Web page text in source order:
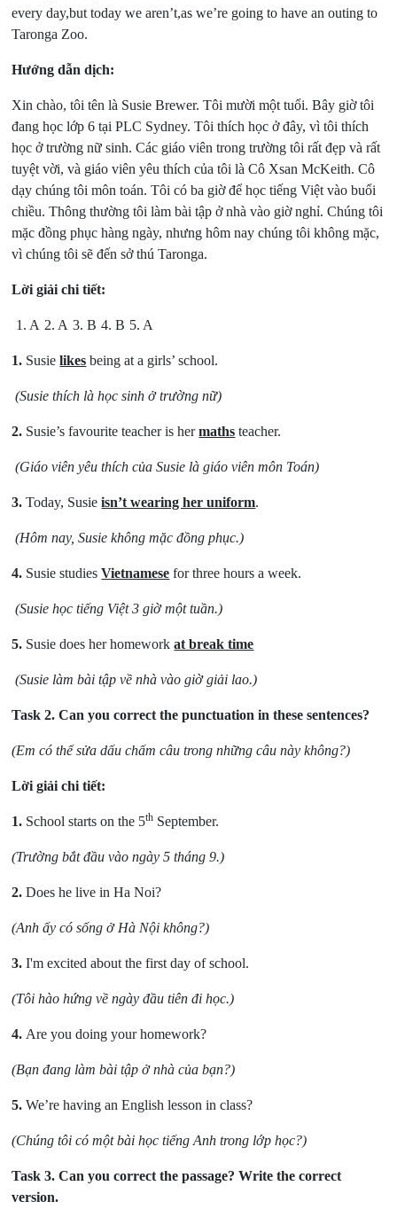
every day,but today we aren’t,as we’re going to have an outing to
Taronga Zoo.
Hướng dẫn dịch:
Xin chào, tôi tên là Susie Brewer. Tôi mười một tuổi. Bây giờ tôi
đang học lớp 6 tại PLC Sydney. Tôi thích học ở đây, vì tôi thích
học ở trường nữ sinh. Các giáo viên trong trường tôi rất đẹp và rất
tuyệt vời, và giáo viên yêu thích của tôi là Cô Xsan McKeith. Cô
dạy chúng tôi môn toán. Tôi có ba giờ để học tiếng Việt vào buổi
chiều. Thông thường tôi làm bài tập ở nhà vào giờ nghỉ. Chúng tôi
mặc đồng phục hàng ngày, nhưng hôm nay chúng tôi không mặc,
vì chúng tôi sẽ đến sở thú Taronga.
Lời giải chi tiết:
1. A 2. A 3. B 4. B 5. A
1. Susielikes being at a girls’ school.
(Susie thích là học sinh ở trường nữ)
2. Susie’s favourite teacher is hermaths teacher.
(Giáo viên yêu thích của Susie là giáo viên môn Toán)
3. Today, Susieisn’t wearing her uniform.
(Hôm nay, Susie không mặc đồng phục.)
4. Susie studiesVietnamese for three hours a week.
(Susie học tiếng Việt 3 giờ một tuần.)
5. Susie does her homeworkat break time
(Susie làm bài tập về nhà vào giờ giải lao.)
Task 2.Can you correct the punctuation in these sentences?
(Em có thể sửa dấu chấm câu trong những câu này không?)
Lời giải chi tiết:
1. School starts on the 5th September.
(Trường bắt đầu vào ngày 5 tháng 9.)
2. Does he live in Ha Noi?
(Anh ấy có sống ở Hà Nội không?)
3. I'm excited about the first day of school.
(Tôi hào hứng về ngày đầu tiên đi học.)
4. Are you doing your homework?
(Bạn đang làm bài tập ở nhà của bạn?)
5. We’re having an English lesson in class?
(Chúng tôi có một bài học tiếng Anh trong lớp học?)
Task 3.Can you correct the passage? Write the correct
version.